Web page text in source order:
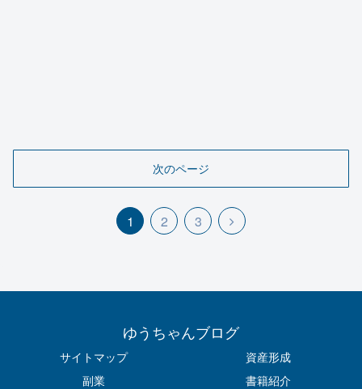
次のページ
1 2 3
ゆうちゃんブログ
サイトマップ
資産形成
副業
書籍紹介